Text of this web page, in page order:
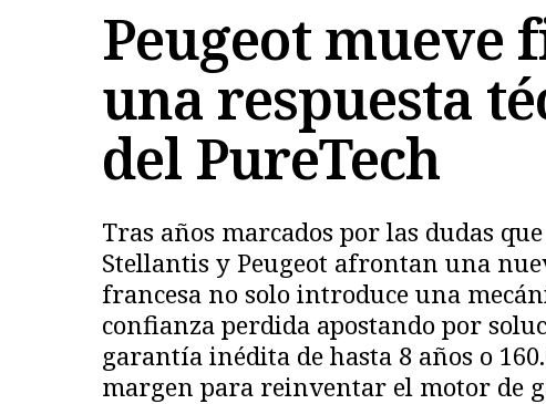
Peugeot mueve
una respuesta
del PureTech
Tras años marcados por las dudas
Stellantis y Peugeot afrontan una
francesa no solo introduce una
confianza perdida apostando por
garantía inédita de hasta 8 años o
margen para reinventar el motor de